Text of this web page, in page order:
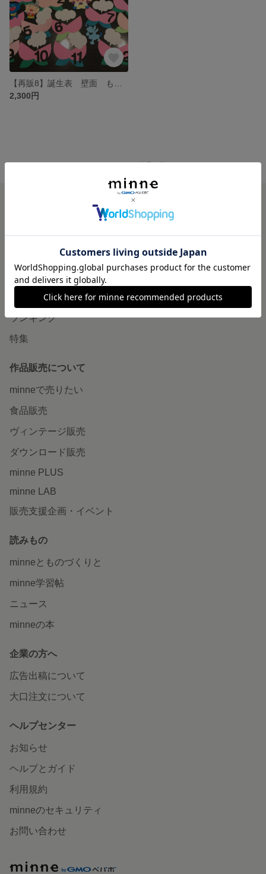
2,300円
minne ホーム JOY725'S GALLERY の作品一覧
minneについて
minneで買いたい
作品をさがす
ショップをさがす
ランキング
特集
作品販売について
minneで売りたい
食品販売
ヴィンテージ販売
ダウンロード販売
minne PLUS
minne LAB
販売支援企画・イベント
読みもの
minneとものづくりと
minne学習帖
ニュース
minneの本
企業の方へ
広告出稿について
大口注文について
ヘルプセンター
お知らせ
ヘルプとガイド
利用規約
minneのセキュリティ
お問い合わせ